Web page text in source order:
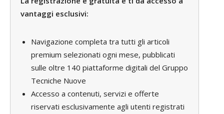
vantaggi esclusivi:
Navigazione completa tra tutti gli articoli
premium selezionati ogni mese, pubblicati
sulle oltre 140 piattaforme digitali del Gruppo
Tecniche Nuove
Accesso a contenuti, servizi e offerte
riservati esclusivamente agli utenti registrati